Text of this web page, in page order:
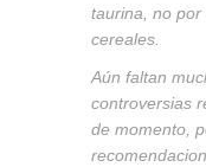
taurina, no por
cereales.
Aún faltan
controversias
de momento,